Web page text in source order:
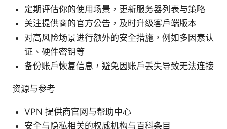
定期评估你的使用场景，更新服务器列表与策略
关注提供商的官方公告，及时升级客户端版本
对高风险场景进行额外的安全措施，例如多因素认
证、硬件密钥等
备份账户恢复信息，避免因账户丢失导致无法连接
资源与参考
VPN 提供商官网与帮助中心
安全与隐私相关的权威机构与百科条目